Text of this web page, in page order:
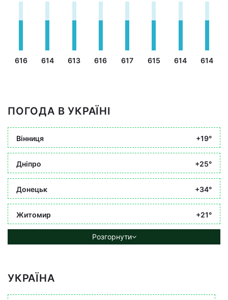
616 614 613 616 617 615 614 614
ПОГОДА В УКРАЇНІ
Вінниця +19°
Дніпро +25°
Донецьк +34°
Житомир +21°
Розгорнути
УКРАЇНА